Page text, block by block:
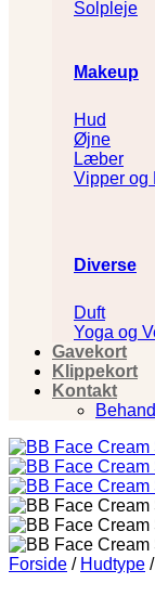
Solpleje
Makeup
Hud
Øjne
Læber
Vipper og
Diverse
Duft
Yoga og
Gavekort
Klippekort
Kontakt
Forside / Hudtype /